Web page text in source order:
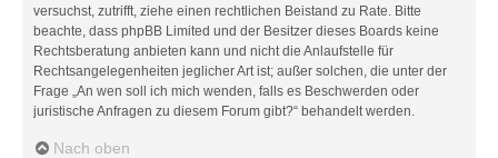
versuchst, zutrifft, ziehe einen rechtlichen Beistand zu Rate. Bitte
beachte, dass phpBB Limited und der Besitzer dieses Boards keine
Rechtsberatung anbieten kann und nicht die Anlaufstelle für
Rechtsangelegenheiten jeglicher Art ist; außer solchen, die unter der
Frage „An wen soll ich mich wenden, falls es Beschwerden oder
juristische Anfragen zu diesem Forum gibt?“ behandelt werden.
Nach oben